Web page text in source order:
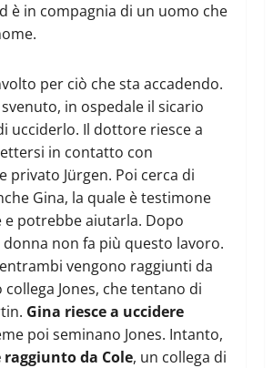
è in compagnia di un uomo che
per ciò che sta accadendo.
in ospedale il sicario
ucciderlo. Il dottore riesce a
in contatto con
privato Jürgen. Poi cerca di
Gina, la quale è testimone
e potrebbe aiutarla. Dopo
donna non fa più questo lavoro.
vengono raggiunti da
collega Jones, che tentano di
Gina riesce a uccidere
poi seminano Jones. Intanto,
raggiunto da Cole, un collega di